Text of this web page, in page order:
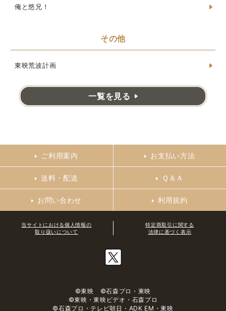
俺と悠兄！
その他
東映荒波計画
一覧を見る
ご利用案内 お支払い方法
送料・配送 Ｑ＆Ａ
お問い合わせ 利用規約
当サイトにおける個人情報の
取り扱いについて
特定商取引に関する
法律に基づく表示
©東映 ©石森プロ・東映
©東映・東映ビデオ・石森プロ
©石森プロ・テレビ朝日・ADK EM・東映